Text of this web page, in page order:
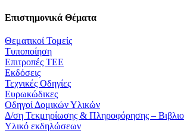
Επιστημονικά Θέματα
Θεματικοί Τομείς
Τυποποίηση
Επιτροπές ΤΕΕ
Εκδόσεις
Τεχνικές Οδηγίες
Ευρωκώδικες
Οδηγοί Δομικών Υλικών
Δ/ση Τεκμηρίωσης & Πληροφόρησης –
Υλικό εκδηλώσεων